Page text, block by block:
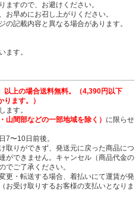
ますので、お避けください。
早めにお召し上がりください。
記載内容と異なる場合があります。
ます。
以上の場合送料無料。（4,390円以下
ます。）
ます。
山間部などの一部地域を除く） に限らせ
7〜10日前後。
取りができず、発送元に戻った商品につ
ができません。キャンセル（商品代金の
でご了承ください。
更・転送する場合、着払いにて運賃が発
お受け取りするお客様の支払いとなりま